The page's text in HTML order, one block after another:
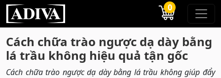
0
Cách chữa trào ngược dạ dày bằng
lá trầu không hiệu quả tận gốc
Cách chữa trào ngược dạ dày bằng lá trầu không giúp đẩy